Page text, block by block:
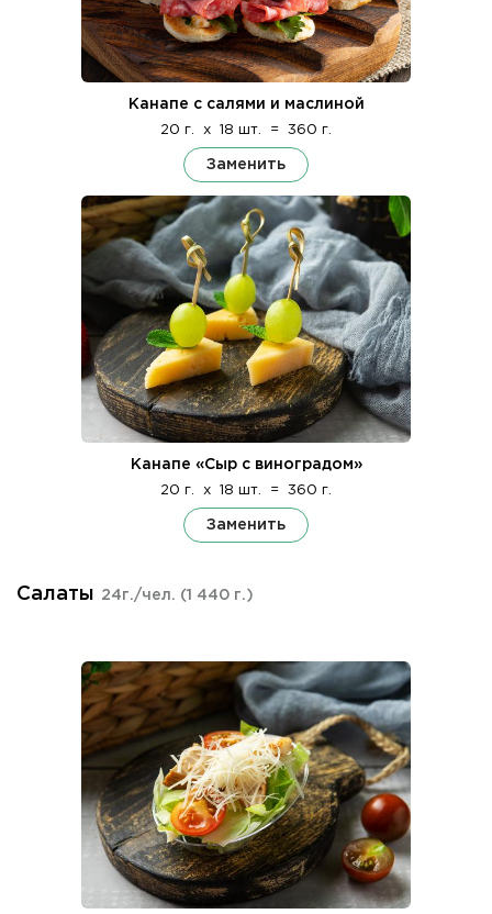
Канапе с салями и маслиной
20 г. x 18 шт. = 360 г.
Заменить
Канапе «Сыр с виноградом»
20 г. x 18 шт. = 360 г.
Заменить
Салаты 24г./чел. (1 440 г.)